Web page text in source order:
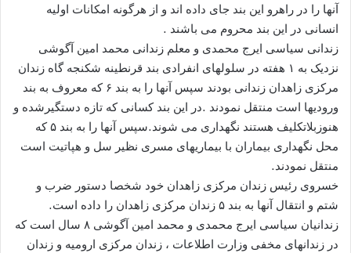
آنها را در راهرو این بند جای داده اند و از هرگونه امکانات اولیه
انسانی در این بند محروم می باشند .
زندانی سیاسی ایرج محمدی و معلم زندانی محمد امین آگوشی
نزدیک به ۱ هفته در سلولهای انفرادی بند قرنطینه شکنجه گاه زندان
مرکزی زاهدان زندانی بودند سپس آنها را به بند ۶ که معروف به بند
ورودیها است منتقل نمودند .در این بند کسانی که تازه دستگیرشده و
هنوزبلاتکلیف هستند نگهداری می شوند.سپس آنها را به بند ۵ که
محل نگهداری بیماران با بیماریهای مسری نظیر سل و هپاتیت است
منتقل نمودند.
خسروی رئیس زندان مرکزی زاهدان خود شخصا دستور ضرب و
شتم و انتقال آنها به بند ۵ زندان مرکزی زاهدان را داده است.
زندانیان سیاسی ایرج محمدی و محمد امین آگوشی ۸ سال است که
در زندانهای مخفی وزارت اطلاعات ، زندان مرکزی ارومیه و زندان